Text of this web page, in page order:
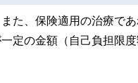
た、保険適用の治療で
定の金額（自己負担限度